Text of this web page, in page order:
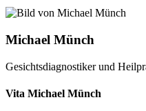
Michael Münch
Gesichtsdiagnostiker und
Vita Michael Münch